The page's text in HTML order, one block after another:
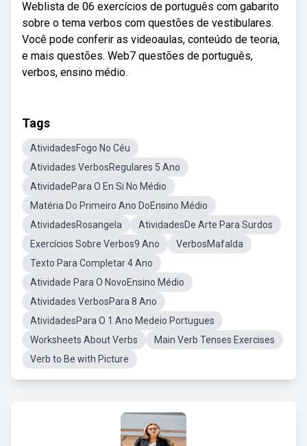
Weblista de 06 exercícios de português com gabarito
sobre o tema verbos com questões de vestibulares.
Você pode conferir as videoaulas, conteúdo de teoria,
e mais questões. Web7 questões de português,
verbos, ensino médio.
Tags
AtividadesFogo No Céu
Atividades VerbosRegulares 5 Ano
AtividadePara O En Si No Médio
Matéria Do Primeiro Ano DoEnsino Médio
AtividadesRosangela
AtividadesDe Arte Para Surdos
Exercícios Sobre Verbos9 Ano
VerbosMafalda
Texto Para Completar 4 Ano
Atividade Para O NovoEnsino Médio
Atividades VerbosPara 8 Ano
AtividadesPara O 1 Ano Medeio Portugues
Worksheets About Verbs
Main Verb Tenses Exercises
Verb to Be with Picture